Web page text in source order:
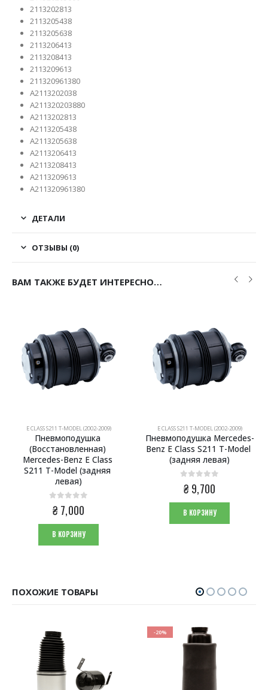
2113202813
2113205438
2113205638
2113206413
2113208413
2113209613
211320961380
A2113202038
A211320203880
A2113202813
A2113205438
A2113205638
A2113206413
A2113208413
A2113209613
A211320961380
ДЕТАЛИ
ОТЗЫВЫ (0)
ВАМ ТАКЖЕ БУДЕТ ИНТЕРЕСНО…
E CLASS S211 T-MODEL (2002-2009)
Пневмоподушка
(Восстановленная)
Mercedes-Benz E Class
S211 T-Model (задняя
левая)
0из 5
₴7,000
В КОРЗИНУ
E CLASS S211 T-MODEL (2002-2009)
Пневмоподушка Mercedes-
Benz E Class S211 T-Model
(задняя левая)
0из 5
₴9,700
В КОРЗИНУ
ПОХОЖИЕ ТОВАРЫ
-20%